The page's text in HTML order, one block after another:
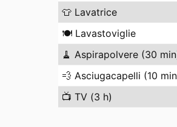
👕 Lavatrice
🍽️ Lavastoviglie
🧹 Aspirapolvere (30
💨 Asciugacapelli (10
📺 TV (3 h)